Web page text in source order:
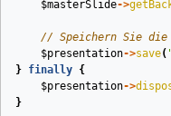
$masterSlide->
// Speichern Sie die
$presentation->save(
} finally {
$presentation->
}